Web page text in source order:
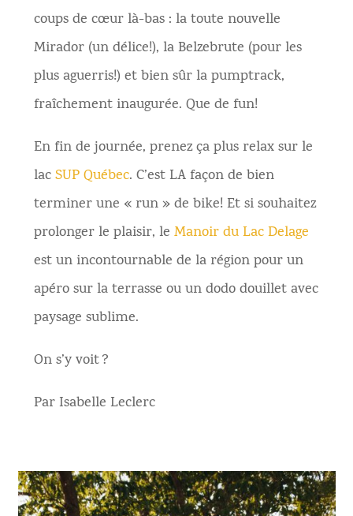
coups de cœur là-bas : la toute nouvelle
Mirador (un délice!), la Belzebrute (pour les
plus aguerris!) et bien sûr la pumptrack,
fraîchement inaugurée. Que de fun!
En fin de journée, prenez ça plus relax sur le
lacSUP Québec. C’est LA façon de bien
terminer une « run » de bike! Et si souhaitez
prolonger le plaisir, le Manoir du Lac Delage
est un incontournable de la région pour un
apéro sur la terrasse ou un dodo douillet avec
paysage sublime.
On s’y voit ?
Par Isabelle Leclerc